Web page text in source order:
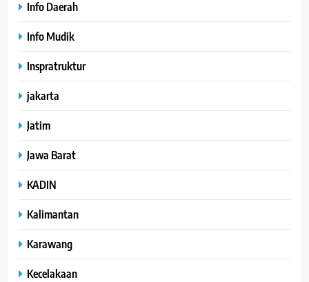
Info Daerah
Info Mudik
Inspratruktur
jakarta
Jatim
Jawa Barat
KADIN
Kalimantan
Karawang
Kecelakaan